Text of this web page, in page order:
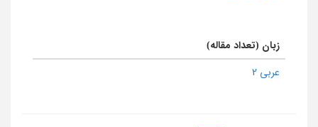
زبان (تعداد مقاله)
عربی 2